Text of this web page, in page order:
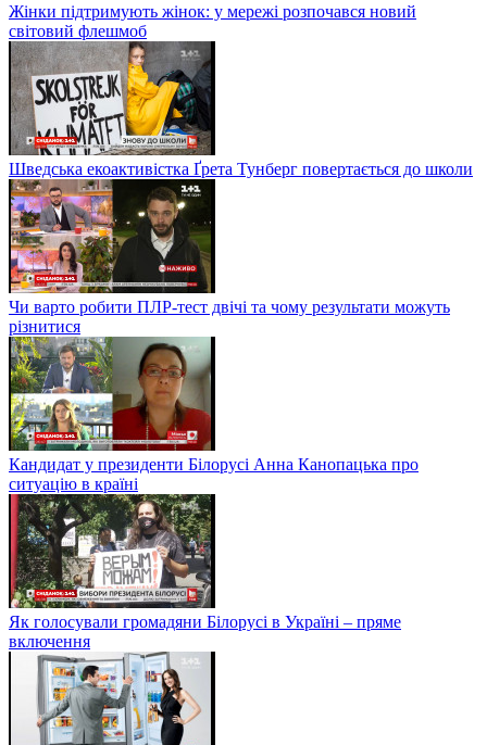
Жінки підтримують жінок: у мережі розпочався новий
світовий флешмоб
Шведська екоактивістка Ґрета Тунберг повертається до школи
Чи варто робити ПЛР-тест двічі та чому результати можуть
різнитися
Кандидат у президенти Білорусі Анна Канопацька про
ситуацію в країні
Як голосували громадяни Білорусі в Україні – пряме
включення